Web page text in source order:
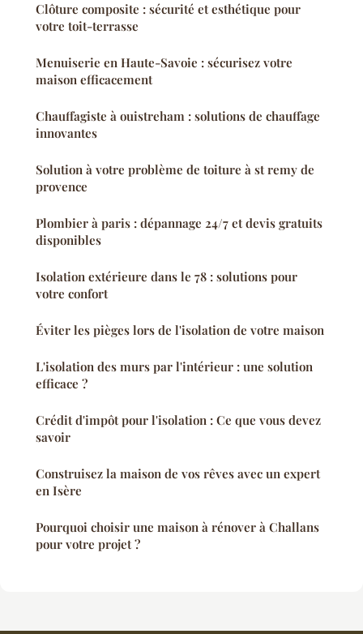
Clôture composite : sécurité et esthétique pour
votre toit-terrasse
Menuiserie en Haute-Savoie : sécurisez votre
maison efficacement
Chauffagiste à ouistreham : solutions de chauffage
innovantes
Solution à votre problème de toiture à st remy de
provence
Plombier à paris : dépannage 24/7 et devis gratuits
disponibles
Isolation extérieure dans le 78 : solutions pour
votre confort
Éviter les pièges lors de l'isolation de votre maison
L'isolation des murs par l'intérieur : une solution
efficace ?
Crédit d'impôt pour l'isolation : Ce que vous devez
savoir
Construisez la maison de vos rêves avec un expert
en Isère
Pourquoi choisir une maison à rénover à Challans
pour votre projet ?